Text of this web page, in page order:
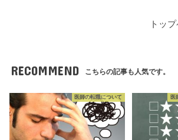
トッ
RECOMMEND こちらの記事も人気です。
医師の転職について 医